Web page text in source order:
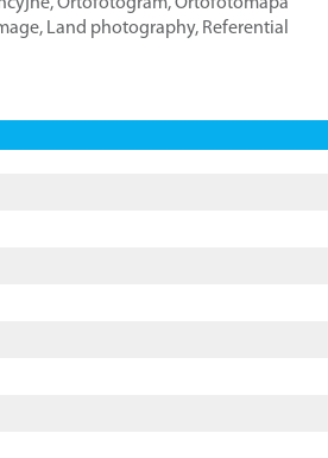
, Land photography, Referential